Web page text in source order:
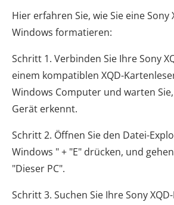
Hier erfahren Sie, wie Sie eine
Windows formatieren:
Schritt 1. Verbinden Sie Ihre Sony
einem kompatiblen XQD-
Windows Computer und warten
Gerät erkennt.
Schritt 2. Öffnen Sie den Datei-
Windows " + "E" drücken, und
"Dieser PC".
Schritt 3. Suchen Sie Ihre Sony